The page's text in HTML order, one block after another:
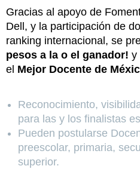
Gracias al apoyo de
Dell, y la participación de
ranking internacional, se
pesos a la o el ganador! y
el Mejor Docente de
Reconocimiento,
para las y los finalistas
Pueden postularse
preescolar, primaria,
superior.